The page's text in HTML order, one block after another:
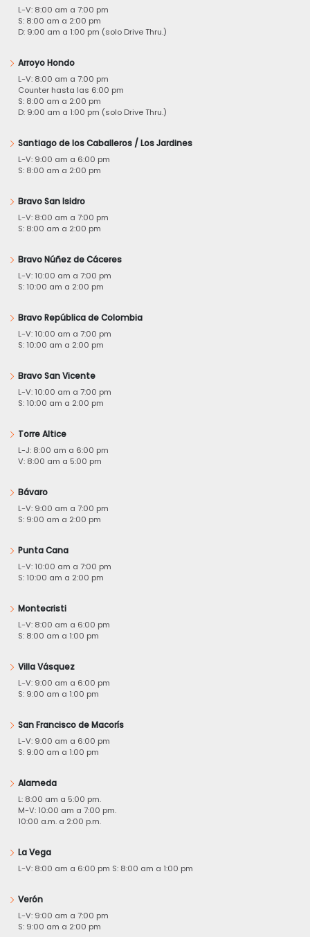
L-V: 8:00 am a 7:00 pm
S: 8:00 am a 2:00 pm
D: 9:00 am a 1:00 pm (solo Drive Thru.)
Arroyo Hondo
L-V: 8:00 am a 7:00 pm
Counter hasta las 6:00 pm
S: 8:00 am a 2:00 pm
D: 9:00 am a 1:00 pm (solo Drive Thru.)
Santiago de los Caballeros / Los Jardines
L-V: 9:00 am a 6:00 pm
S: 8:00 am a 2:00 pm
Bravo San Isidro
L-V: 8:00 am a 7:00 pm
S: 8:00 am a 2:00 pm
Bravo Núñez de Cáceres
L-V: 10:00 am a 7:00 pm
S: 10:00 am a 2:00 pm
Bravo República de Colombia
L-V: 10:00 am a 7:00 pm
S: 10:00 am a 2:00 pm
Bravo San Vicente
L-V: 10:00 am a 7:00 pm
S: 10:00 am a 2:00 pm
Torre Altice
L-J: 8:00 am a 6:00 pm
V: 8:00 am a 5:00 pm
Bávaro
L-V: 9:00 am a 7:00 pm
S: 9:00 am a 2:00 pm
Punta Cana
L-V: 10:00 am a 7:00 pm
S: 10:00 am a 2:00 pm
Montecristi
L-V: 8:00 am a 6:00 pm
S: 8:00 am a 1:00 pm
Villa Vásquez
L-V: 9:00 am a 6:00 pm
S: 9:00 am a 1:00 pm
San Francisco de Macorís
L-V: 9:00 am a 6:00 pm
S: 9:00 am a 1:00 pm
Alameda
L: 8:00 am a 5:00 pm.
M-V: 10:00 am a 7:00 pm.
10:00 a.m. a 2:00 p.m.
La Vega
L-V: 8:00 am a 6:00 pm S: 8:00 am a 1:00 pm
Verón
L-V: 9:00 am a 7:00 pm
S: 9:00 am a 2:00 pm